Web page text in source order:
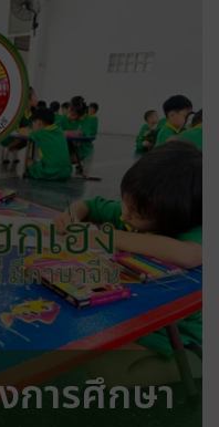
เฮง
มีภาษาจีน
การศึกษา